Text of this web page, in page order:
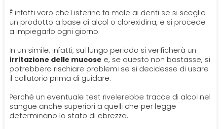
È infatti vero che Listerine fa male ai denti se si sceglie
un prodotto a base di alcol o clorexidina, e si procede
a impiegarlo ogni giorno.
In un simile, infatti, sul lungo periodo si verificherà un
irritazione delle mucose e, se questo non bastasse, si
potrebbero rischiare problemi se si decidesse di usare
il collutorio prima di guidare.
Perché un eventuale test rivelerebbe tracce di alcol nel
sangue anche superiori a quelli che per legge
determinano lo stato di ebrezza.